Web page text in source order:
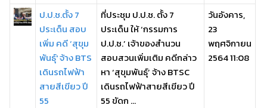
ป.ป.ช.ตั้ง 7
ประเด็น สอบ
เพิ่ม คดี ‘สุขุม
พันธุ์' จ้าง BTS
เดินรถไฟฟ้า
สายสีเขียว ปี
55
ที่ประชุม ป.ป.ช. ตั้ง 7
ประเด็น ให้ ‘กรรมการ
ป.ป.ช.’ เจ้าของสำนวน
สอบสวนเพิ่มเติม คดีกล่าว
หา ‘สุขุมพันธ์ุ’ จ้าง BTSC
เดินรถไฟฟ้าสายสีเขียว ปี
55 ขัดก ...
วันอังคาร,
23
พฤศจิกายน
2564 11:08